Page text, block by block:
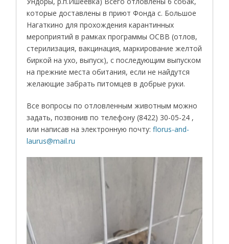
которые доставлены в приют Фонда с. Большое
Нагаткино для прохождения карантинных
мероприятий в рамках программы ОСВВ (отлов,
стерилизация, вакцинация, маркирование желтой
биркой на ухо, выпуск), с последующим выпуском
на прежние места обитания, если не найдутся
желающие забрать питомцев в добрые руки.
Все вопросы по отловленным животным можно
задать, позвонив по телефону (8422) 30-05-24 ,
или написав на электронную почту:florus-and-
laurus@mail.ru